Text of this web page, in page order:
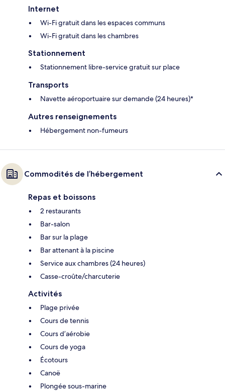
Internet
Wi-Fi gratuit dans les espaces communs
Wi-Fi gratuit dans les chambres
Stationnement
Stationnement libre-service gratuit sur place
Transports
Navette aéroportuaire sur demande (24 heures)*
Autres renseignements
Hébergement non-fumeurs
Commodités de l’hébergement
Repas et boissons
2 restaurants
Bar-salon
Bar sur la plage
Bar attenant à la piscine
Service aux chambres (24 heures)
Casse-croûte/charcuterie
Activités
Plage privée
Cours de tennis
Cours d’aérobie
Cours de yoga
Écotours
Canoë
Plongée sous-marine